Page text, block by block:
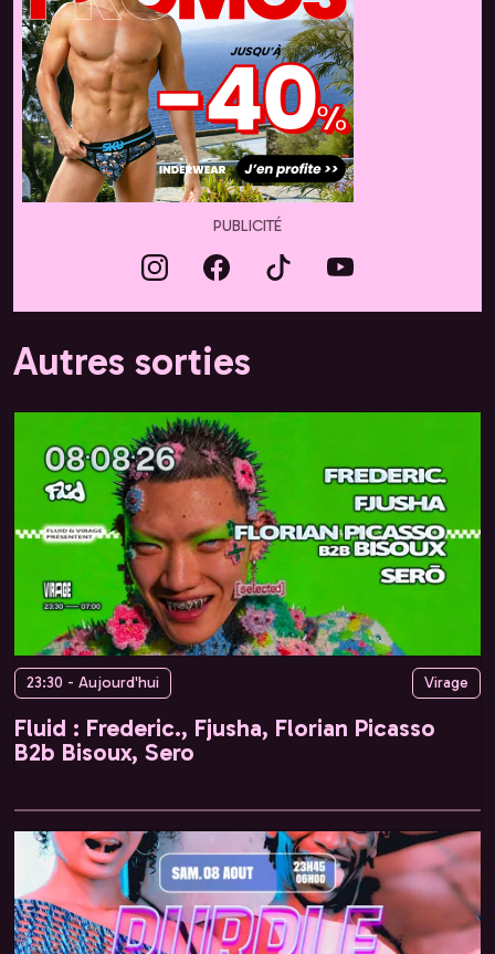
PUBLICITÉ
Autres sorties
23:30 - Aujourd'hui Virage
Fluid : Frederic., Fjusha, Florian Picasso
B2b Bisoux, Sero